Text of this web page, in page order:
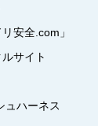
安全.com」
サイト
ュハーネス